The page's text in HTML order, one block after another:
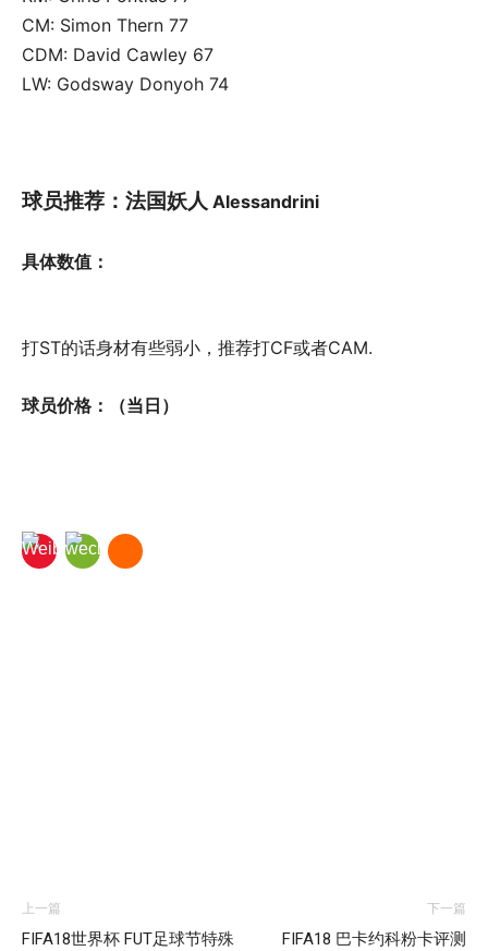
CM: Simon Thern 77
CDM: David Cawley 67
LW: Godsway Donyoh 74
球员推荐：法国妖人 Alessandrini
具体数值：
打ST的话身材有些弱小，推荐打CF或者CAM.
球员价格：（当日）
上一篇
FIFA18世界杯 FUT足球节特殊
下一篇
FIFA18 巴卡约科粉卡评测